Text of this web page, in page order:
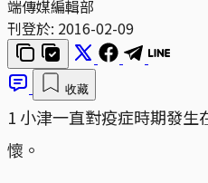
端傳媒編輯部
刊登於: 2016-02-09
收藏
1 小津一直對疫症時期發
懷。